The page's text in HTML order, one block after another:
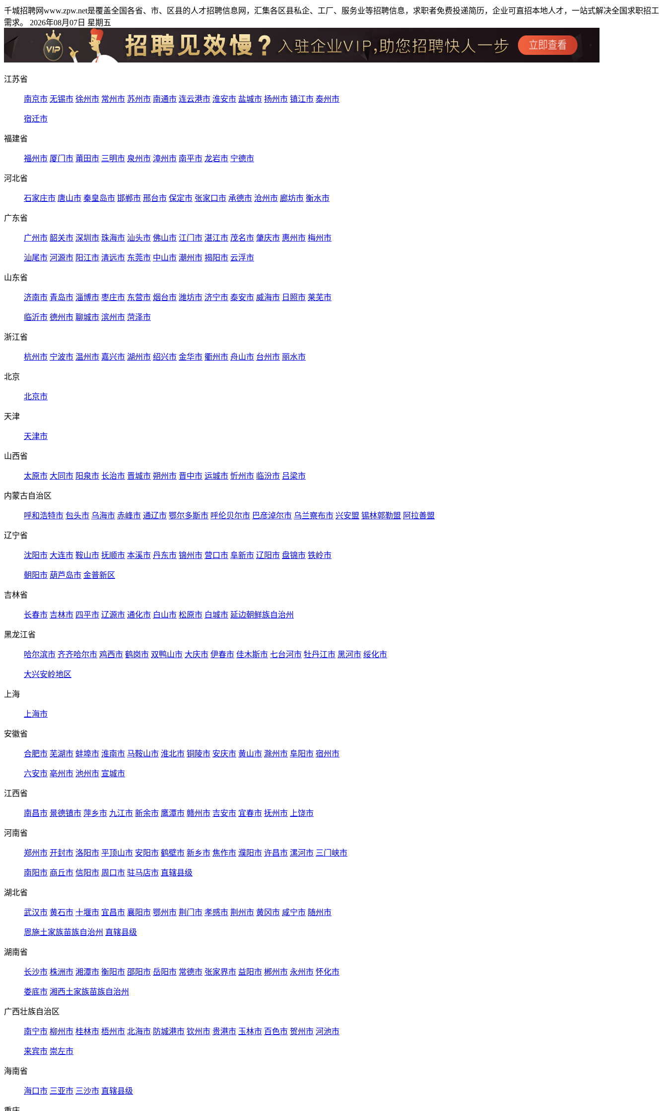
千城招聘网www.zpw.net是覆盖全国各省、市、区县的人才招聘信息网，汇集各区县私企、工厂、服务业等招聘信息，求职者免费投递简历，企业可直招本地人才，一站式解决全国求职招工
需求。 2026年08月07日 星期五
江苏省
南京市 无锡市 徐州市 常州市 苏州市 南通市 连云港市 淮安市 盐城市 扬州市 镇江市 泰州市
宿迁市
福建省
福州市 厦门市 莆田市 三明市 泉州市 漳州市 南平市 龙岩市 宁德市
河北省
石家庄市 唐山市 秦皇岛市 邯郸市 邢台市 保定市 张家口市 承德市 沧州市 廊坊市 衡水市
广东省
广州市 韶关市 深圳市 珠海市 汕头市 佛山市 江门市 湛江市 茂名市 肇庆市 惠州市 梅州市
汕尾市 河源市 阳江市 清远市 东莞市 中山市 潮州市 揭阳市 云浮市
山东省
济南市 青岛市 淄博市 枣庄市 东营市 烟台市 潍坊市 济宁市 泰安市 威海市 日照市 莱芜市
临沂市 德州市 聊城市 滨州市 菏泽市
浙江省
杭州市 宁波市 温州市 嘉兴市 湖州市 绍兴市 金华市 衢州市 舟山市 台州市 丽水市
北京
北京市
天津
天津市
山西省
太原市 大同市 阳泉市 长治市 晋城市 朔州市 晋中市 运城市 忻州市 临汾市 吕梁市
内蒙古自治区
呼和浩特市 包头市 乌海市 赤峰市 通辽市 鄂尔多斯市 呼伦贝尔市 巴彦淖尔市 乌兰察布市 兴安盟 锡林郭勒盟 阿拉善盟
辽宁省
沈阳市 大连市 鞍山市 抚顺市 本溪市 丹东市 锦州市 营口市 阜新市 辽阳市 盘锦市 铁岭市
朝阳市 葫芦岛市 金普新区
吉林省
长春市 吉林市 四平市 辽源市 通化市 白山市 松原市 白城市 延边朝鲜族自治州
黑龙江省
哈尔滨市 齐齐哈尔市 鸡西市 鹤岗市 双鸭山市 大庆市 伊春市 佳木斯市 七台河市 牡丹江市 黑河市 绥化市
大兴安岭地区
上海
上海市
安徽省
合肥市 芜湖市 蚌埠市 淮南市 马鞍山市 淮北市 铜陵市 安庆市 黄山市 滁州市 阜阳市 宿州市
六安市 亳州市 池州市 宣城市
江西省
南昌市 景德镇市 萍乡市 九江市 新余市 鹰潭市 赣州市 吉安市 宜春市 抚州市 上饶市
河南省
郑州市 开封市 洛阳市 平顶山市 安阳市 鹤壁市 新乡市 焦作市 濮阳市 许昌市 漯河市 三门峡市
南阳市 商丘市 信阳市 周口市 驻马店市 直辖县级
湖北省
武汉市 黄石市 十堰市 宜昌市 襄阳市 鄂州市 荆门市 孝感市 荆州市 黄冈市 咸宁市 随州市
恩施土家族苗族自治州 直辖县级
湖南省
长沙市 株洲市 湘潭市 衡阳市 邵阳市 岳阳市 常德市 张家界市 益阳市 郴州市 永州市 怀化市
娄底市 湘西土家族苗族自治州
广西壮族自治区
南宁市 柳州市 桂林市 梧州市 北海市 防城港市 钦州市 贵港市 玉林市 百色市 贺州市 河池市
来宾市 崇左市
海南省
海口市 三亚市 三沙市 直辖县级